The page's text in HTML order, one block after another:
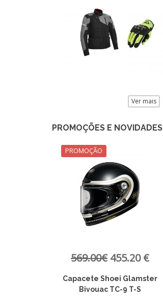
Ver mais
PROMOÇÕES E NOVIDADES
PROMOÇÃO
469.00€ 375.20 €
Capacete Shoei Glamster
Matt Black